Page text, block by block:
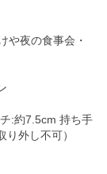
や夜の食事会・
:約7.5cm 持ち手
外し不可）